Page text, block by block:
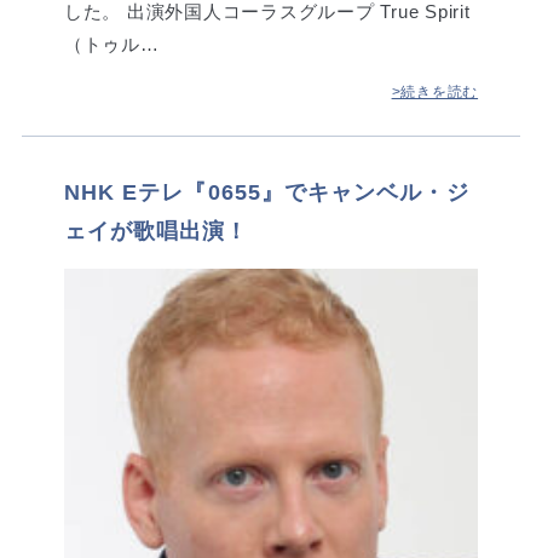
した。 出演外国人コーラスグループ True Spirit
（トゥル…
>続きを読む
NHK Eテレ『0655』でキャンベル・ジ
ェイが歌唱出演！